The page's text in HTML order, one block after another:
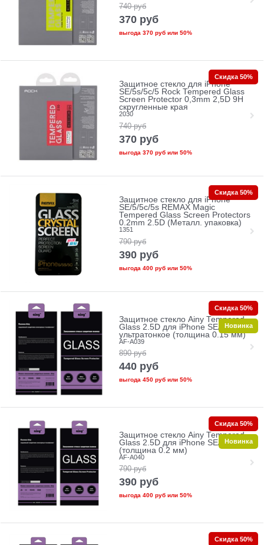
740 руб
370 руб
выгода 370 рубили 50%
Защитное стекло для iPhone
SE/5s/5с/5 Rock Tempered Glass
Screen Protector 0,3mm 2,5D 9H
скругленные края
2030
740 руб
370 руб
выгода 370 рубили 50%
Скидка 50%
Защитное стекло для iPhone
SE/5/5c/5s REMAX Magic
Tempered Glass Screen Protectors
0.2mm 2.5D (Металл. упаковка)
1351
790 руб
390 руб
выгода 400 рубили 50%
Скидка 50%
Защитное стекло Ainy Tempered
Glass 2.5D для iPhone SE/5/5c/5s
ультратонкое (толщина 0.15 мм)
AF-A039
890 руб
440 руб
выгода 450 рубили 50%
Скидка 50%
Новинка
Защитное стекло Ainy Tempered
Glass 2.5D для iPhone SE/5/5c/5s
(толщина 0.2 мм)
AF-A040
790 руб
390 руб
выгода 400 рубили 50%
Скидка 50%
Новинка
Скидка 50%